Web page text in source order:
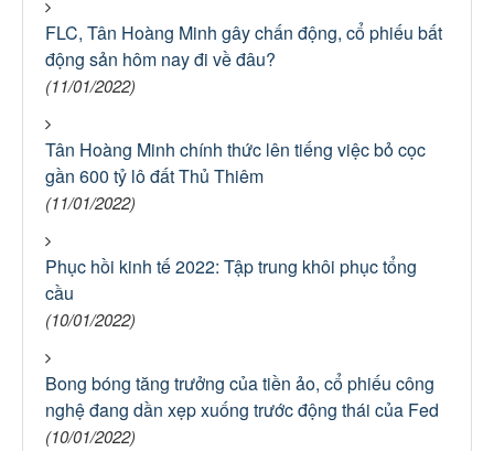
FLC, Tân Hoàng Minh gây chấn động, cổ phiếu bất
động sản hôm nay đi về đâu?
(11/01/2022)
Tân Hoàng Minh chính thức lên tiếng việc bỏ cọc
gần 600 tỷ lô đất Thủ Thiêm
(11/01/2022)
Phục hồi kinh tế 2022: Tập trung khôi phục tổng
cầu
(10/01/2022)
Bong bóng tăng trưởng của tiền ảo, cổ phiếu công
nghệ đang dần xẹp xuống trước động thái của Fed
(10/01/2022)